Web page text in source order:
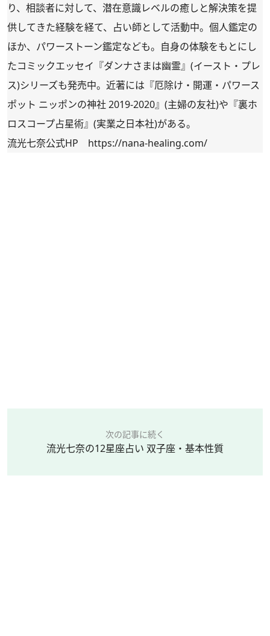
り、相談者に対して、潜在意識レベルの癒しと解決策を提
供してきた経験を経て、占い師として活動中。個人鑑定の
ほか、パワーストーン鑑定なども。自身の体験をもとにし
たコミックエッセイ『ダンナさまは幽霊』(イースト・プレ
ス)シリーズも発売中。近著には『厄除け・開運・パワース
ポット ニッポンの神社 2019-2020』(主婦の友社)や『裏ホ
ロスコープ占星術』(実業之日本社)がある。
流光七奈公式HP https://nana-healing.com/
次の記事に続く
流光七奈の12星座占い 双子座・基本性質